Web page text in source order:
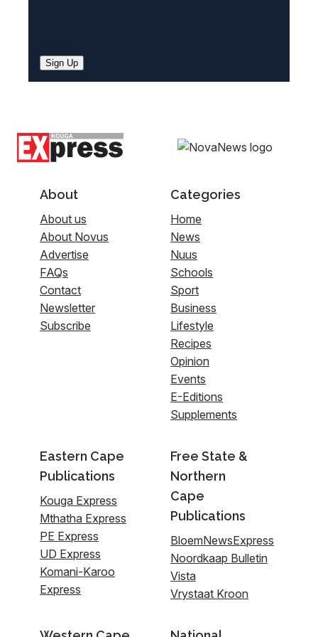
Sign Up
About
About us
About Novus
Advertise
FAQs
Contact
Newsletter
Subscribe
Categories
Home
News
Nuus
Schools
Sport
Business
Lifestyle
Recipes
Opinion
Events
E-Editions
Supplements
Eastern Cape
Publications
Kouga Express
Mthatha Express
PE Express
UD Express
Komani-Karoo
Express
Free State &
Northern
Cape
Publications
BloemNewsExpress
Noordkaap Bulletin
Vista
Vrystaat Kroon